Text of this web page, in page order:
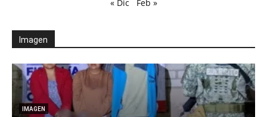
« Dic
Feb »
Imagen
IMAGEN